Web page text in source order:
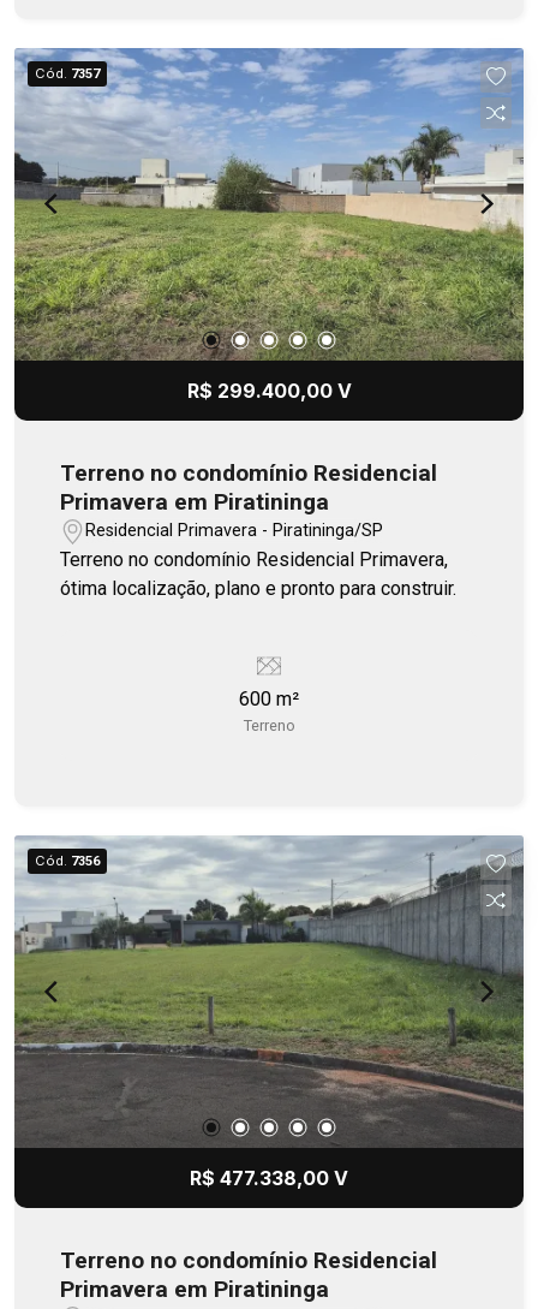
Cód. 7357
R$ 299.400,00 V
Terreno no condomínio Residencial
Primavera em Piratininga
Residencial Primavera - Piratininga/SP
Terreno no condomínio Residencial Primavera,
ótima localização, plano e pronto para construir.
600 m²
Terreno
Cód. 7356
R$ 477.338,00 V
Terreno no condomínio Residencial
Primavera em Piratininga